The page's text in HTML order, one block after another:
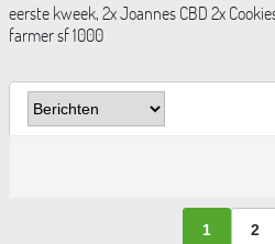
eerste kweek, 2x Joannes CBD 2x
farmer sf 1000
1 2